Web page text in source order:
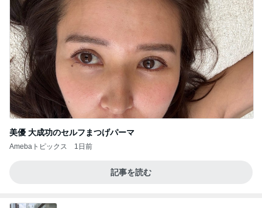
美優 大成功のセルフまつげパーマ
Amebaトピックス 1日前
記事を読む